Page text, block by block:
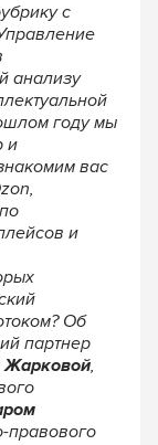
с
анализу
году мы
и
вас
и
Об
партнер
Жарковой,
правового